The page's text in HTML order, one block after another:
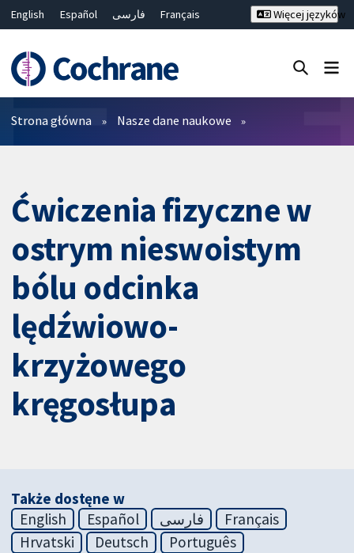
English Español فارسی
Français
Bahasa Malaysia
ไทย
繁體中文
简体中文
Więcej języków
Filtry
Strona główna Nasze dane naukowe
Ćwiczenia fizyczne w
ostrym nieswoistym
bólu odcinka
lędźwiowo-
krzyżowego
kręgosłupa
Także dostęne w
English
Español فارسی
Français
Hrvatski
Deutsch
Português